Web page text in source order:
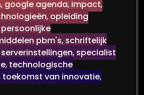
, google agenda, impact,
, opleiding
persoonlijke
pbm's, schriftelijk
serverinstellingen, specialist
, technologische
toekomst van innovatie,